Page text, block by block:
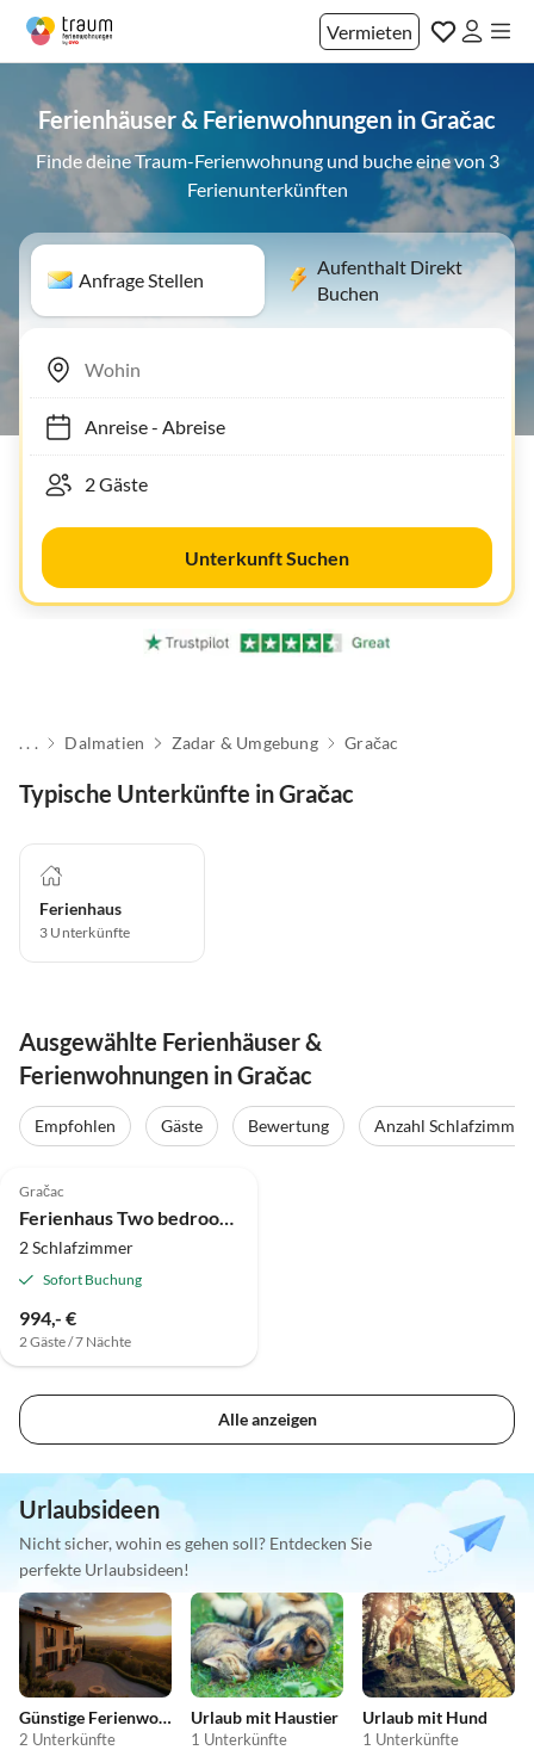
Vermieten
Ferienhäuser & Ferienwohnungen in Gračac
Finde deine Traum-Ferienwohnung und buche eine von 3
Ferienunterkünften
Anfrage Stellen
Aufenthalt Direkt
Buchen
Anreise- Abreise
Unterkunft Suchen
. . . Dalmatien Zadar & Umgebung Gračac
Typische Unterkünfte in Gračac
Ferienhaus
3 Unterkünfte
Ausgewählte Ferienhäuser &
Ferienwohnungen in Gračac
Empfohlen Gäste Bewertung Anzahl Schlafzimmer
Gračac
Ferienhaus Two bedroom house with balcony Štikada, Velebit K-24937
2 Schlafzimmer
Sofort Buchung
994,- €
2 Gäste / 7 Nächte
Alle anzeigen
Urlaubsideen
Nicht sicher, wohin es gehen soll? Entdecken Sie
perfekte Urlaubsideen!
Günstige Ferienwohnungen
2 Unterkünfte
Urlaub mit Haustier
1 Unterkünfte
Urlaub mit Hund
1 Unterkünfte